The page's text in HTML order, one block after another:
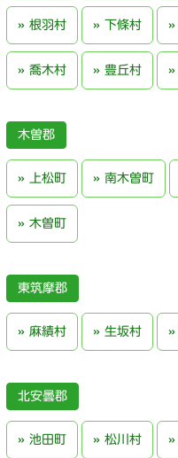
根羽村 下條村
喬木村 豊丘村
木曽郡
上松町 南木曽町
木曽町
東筑摩郡
麻績村 生坂村
北安曇郡
池田町 松川村